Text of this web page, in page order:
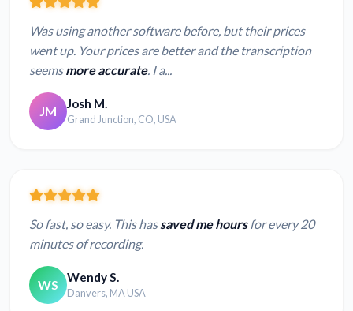
Was using another software before, but their prices
went up. Your prices are better and the transcription
seemsmore accurate. I a...
JM Josh M.
Grand Junction, CO, USA
So fast, so easy. This has saved me hoursfor every 20
minutes of recording.
WS Wendy S.
Danvers, MA USA